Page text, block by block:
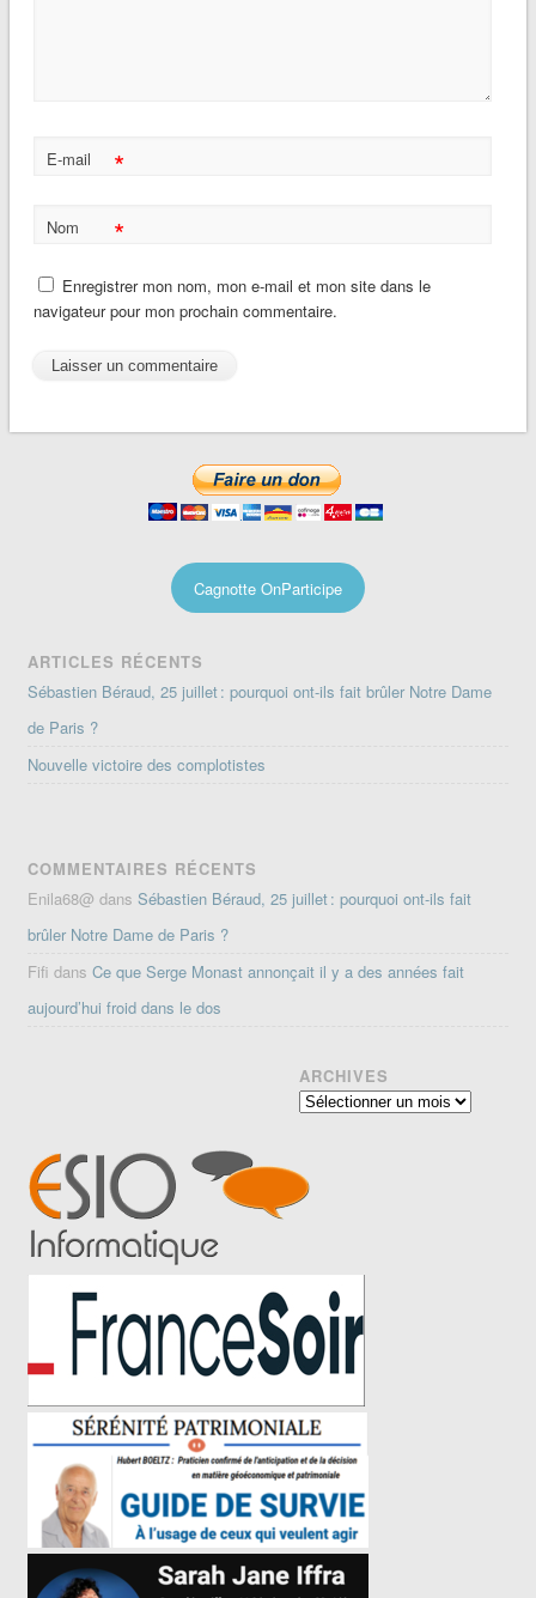
E-mail *
Nom *
Enregistrer mon nom, mon e-mail et mon site dans le
navigateur pour mon prochain commentaire.
Cagnotte OnParticipe
ARTICLES RÉCENTS
Sébastien Béraud, 25 juillet : pourquoi ont-ils fait brûler Notre Dame
de Paris ?
Nouvelle victoire des complotistes
COMMENTAIRES RÉCENTS
Enila68@ dansSébastien Béraud, 25 juillet : pourquoi ont-ils fait
brûler Notre Dame de Paris ?
Fifi dansCe que Serge Monast annonçait il y a des années fait
aujourd’hui froid dans le dos
ARCHIVES
Archives